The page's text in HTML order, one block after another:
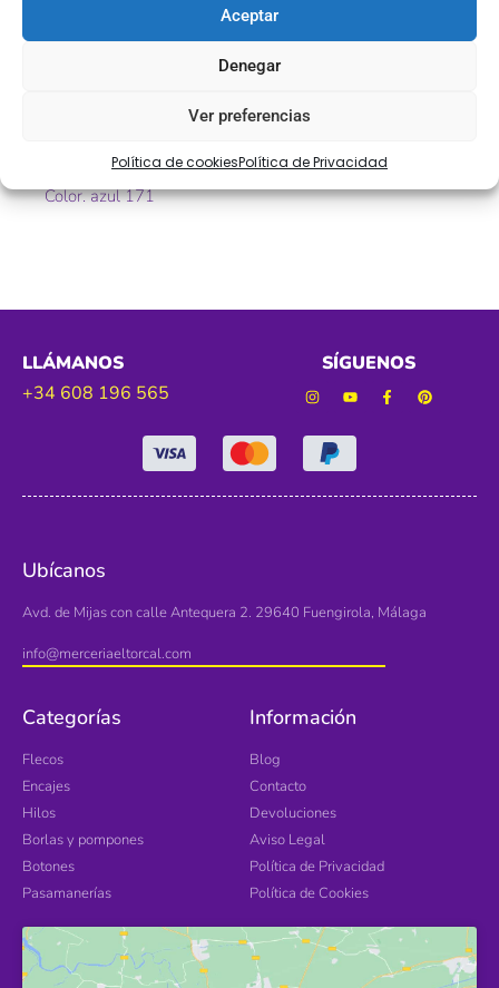
Aceptar
Denegar
Ver preferencias
Política de cookiesPolítica de Privacidad
ideal para decorar toda clase de prendas: vestidos de
gitana, vestidos de salsa y todo tipo de espectáculos…
Color. azul 171
LLÁMANOS
+34 608 196 565
SÍGUENOS
Ubícanos
Avd. de Mijas con calle Antequera 2. 29640 Fuengirola, Málaga
info@merceriaeltorcal.com
Categorías
Flecos
Encajes
Hilos
Borlas y pompones
Botones
Pasamanerías
Información
Blog
Contacto
Devoluciones
Aviso Legal
Política de Privacidad
Política de Cookies